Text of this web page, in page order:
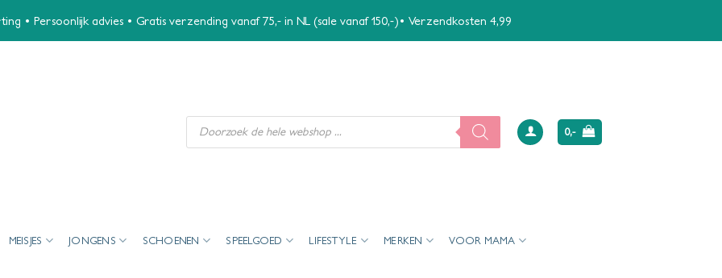
• Persoonlijk advies • Gratis verzending vanaf 75,- in NL (sale vanaf 150,-)• Verzendkosten 4,99
Producten
zoeken
0,-
MEISJES JONGENS SCHOENEN SPEELGOED LIFESTYLE MERKEN VOOR MAMA